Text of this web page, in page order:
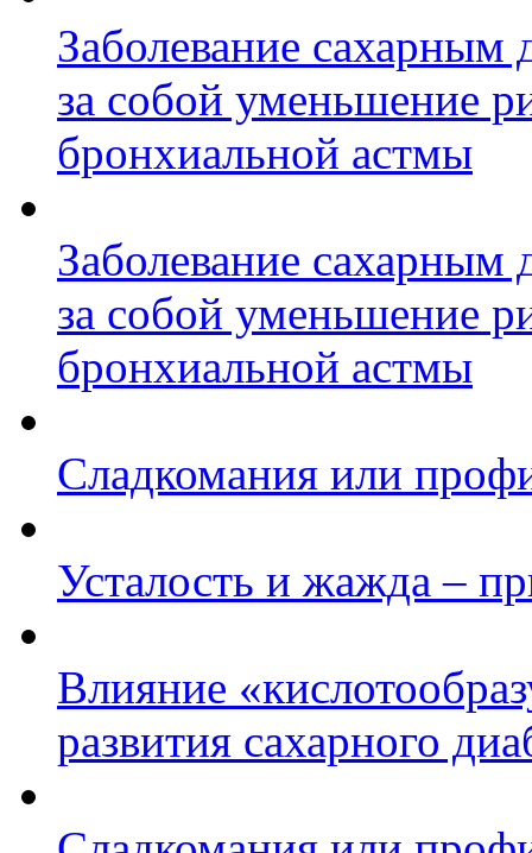
Заболевание сахарным
за собой уменьшение
бронхиальной астмы
Заболевание сахарным
за собой уменьшение
бронхиальной астмы
Сладкомания или
Усталость и жажда –
Влияние
развития сахарного